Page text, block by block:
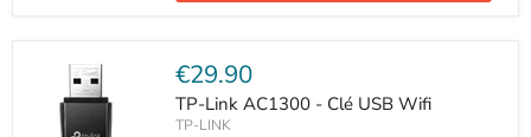
Current
price
€29.90
TP-Link AC1300 - Clé USB Wifi
TP-LINK